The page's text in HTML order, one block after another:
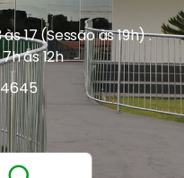
17 (Sessão às 19h) .
às 12h
4645